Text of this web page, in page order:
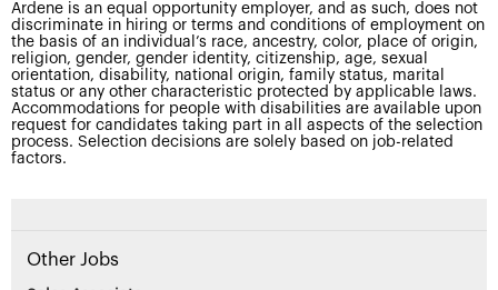
Ardene is an equal opportunity employer, and as such, does not
discriminate in hiring or terms and conditions of employment on
the basis of an individual’s race, ancestry, color, place of origin,
religion, gender, gender identity, citizenship, age, sexual
orientation, disability, national origin, family status, marital
status or any other characteristic protected by applicable laws.
Accommodations for people with disabilities are available upon
request for candidates taking part in all aspects of the selection
process. Selection decisions are solely based on job-related
factors.
Other Jobs